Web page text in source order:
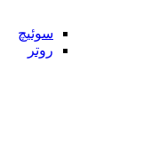
سوئیچ
روتر